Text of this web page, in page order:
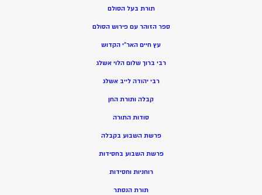
תורת בעל הסולם
ספר הזוהר עם פירוש הסולם
עץ חיים האר”י הקדוש
רבי ברוך שלום הלוי אשלג
רבי יהודה לייב אשלג
קבלה ותורת החן
סודות התורה
פרשת השבוע בקבלה
פרשת השבוע בחסידות
רוחניות וחסידות
תורת הנסתר